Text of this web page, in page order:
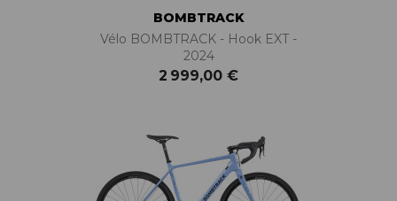
BOMBTRACK
Vélo BOMBTRACK - Hook EXT -
2024
2 999,00 €